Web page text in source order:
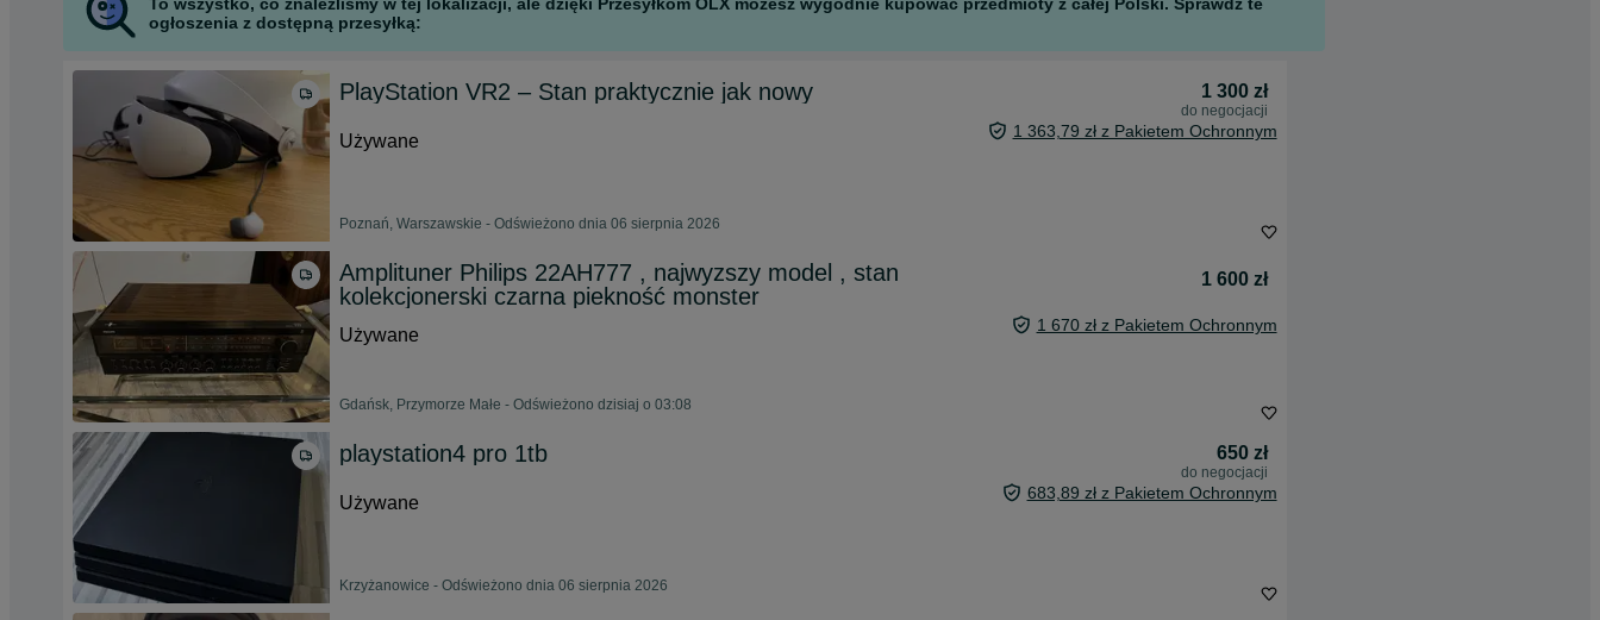
ogłoszenia z dostępną przesyłką:
PlayStation VR2 – Stan praktycznie jak nowy 1 300 zł
do negocjacji
Używane 1 363,79 zł z Pakietem Ochronnym
Poznań, Warszawskie - Odświeżono dnia 06 sierpnia 2026
Amplituner Philips 22AH777 , najwyzszy model , stan
kolekcjonerski czarna piekność monster
1 600 zł
Używane 1 670 zł z Pakietem Ochronnym
Gdańsk, Przymorze Małe - Odświeżono dzisiaj o 03:08
playstation4 pro 1tb 650 zł
do negocjacji
Używane 683,89 zł z Pakietem Ochronnym
Krzyżanowice - Odświeżono dnia 06 sierpnia 2026